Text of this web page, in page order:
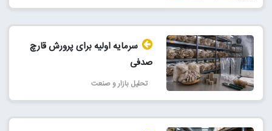
سرمایه اولیه برای پرورش قارچ
صدفی
تحلیل بازار و صنعت